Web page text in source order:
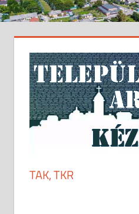
TAK, TKR